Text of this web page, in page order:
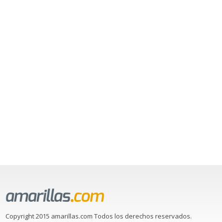
Copyright 2015 amarillas.com Todos los derechos reservados.